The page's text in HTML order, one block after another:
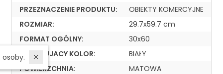
PRZEZNACZENIE PRODUKTU:
OBIEKTY KOMERCYJNE
ROZMIAR:
29.7x59.7 cm
FORMAT OGÓLNY:
30x60
DOMINUJACY KOLOR:
BIAŁY
POWIERZCHNIA:
MATOWA
W ostatnich 7 dniach produktem interesują się